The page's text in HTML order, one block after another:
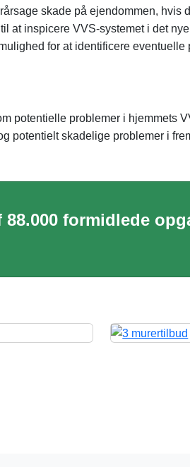
skade på ejendommen, hvis
inspicere VVS-systemet i det
for at identificere
potentielle problemer i hjemmets
potentielt skadelige problemer i
formidlede